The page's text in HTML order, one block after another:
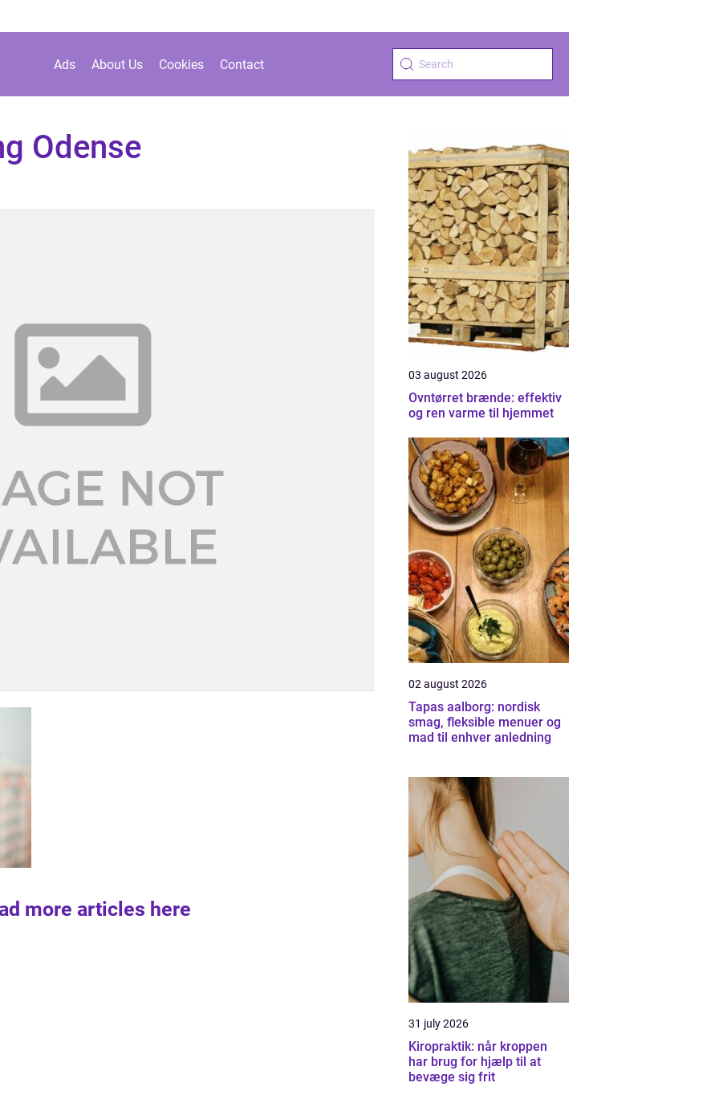
Ads About Us Cookies Contact
Odense
more articles here
03 august 2026
Ovntørret brænde: effektiv
og ren varme til hjemmet
02 august 2026
Tapas aalborg: nordisk
smag, fleksible menuer og
mad til enhver anledning
31 july 2026
Kiropraktik: når kroppen
har brug for hjælp til at
bevæge sig frit